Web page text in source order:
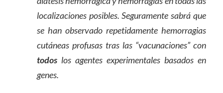
localizaciones posibles. Seguramente sabrá que
se han observado repetidamente hemorragias
cutáneas profusas tras las “vacunaciones” con
todos los agentes experimentales basados en
genes.